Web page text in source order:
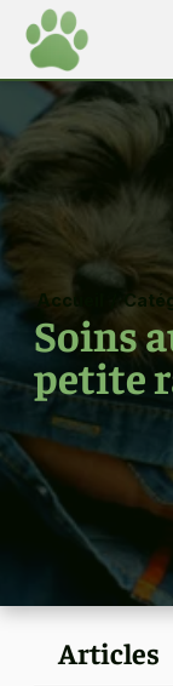
Accueil
Soins
petite
Articles